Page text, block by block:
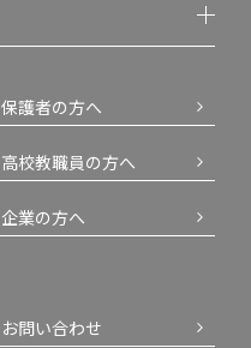
保護者の方へ
高校教職員の方へ
企業の方へ
お問い合わせ